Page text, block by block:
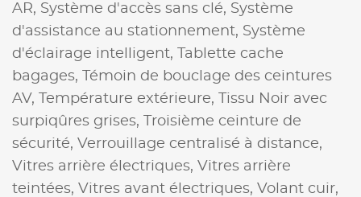
AR, Système d'accès sans clé, Système
d'assistance au stationnement, Système
d'éclairage intelligent,
Tablette cache
bagages,
Témoin de bouclage des ceintures
AV,
Température extérieure,
Tissu Noir avec
surpiqûres grises,
Troisième ceinture de
sécurité, Verrouillage centralisé à distance,
Vitres arrière électriques, Vitres arrière
teintées, Vitres avant électriques, Volant cuir,